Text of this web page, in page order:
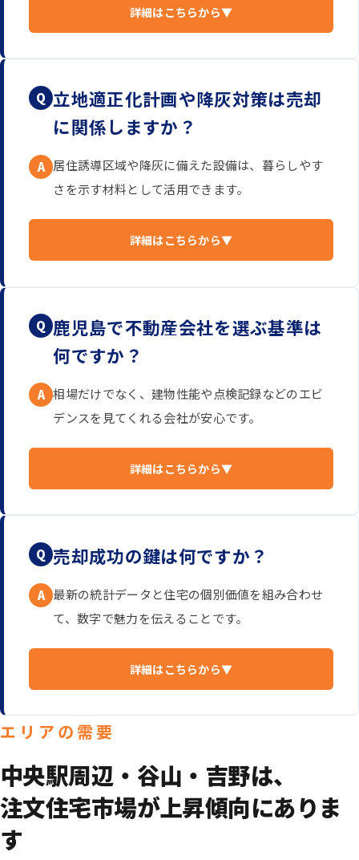
詳細はこちらから▼
Q 立地適正化計画や降灰対策は売却
に関係しますか？
A 居住誘導区域や降灰に備えた設備は、暮らしやす
さを示す材料として活用できます。
詳細はこちらから▼
Q 鹿児島で不動産会社を選ぶ基準は
何ですか？
A 相場だけでなく、建物性能や点検記録などのエビ
デンスを見てくれる会社が安心です。
詳細はこちらから▼
Q 売却成功の鍵は何ですか？
A 最新の統計データと住宅の個別価値を組み合わせ
て、数字で魅力を伝えることです。
詳細はこちらから▼
エリアの需要
中央駅周辺・谷山・吉野は、
注文住宅市場が上昇傾向にありま
す